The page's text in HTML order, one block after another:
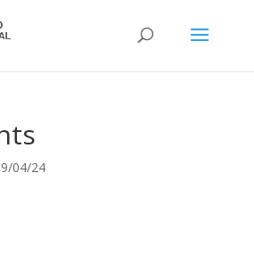
04/24